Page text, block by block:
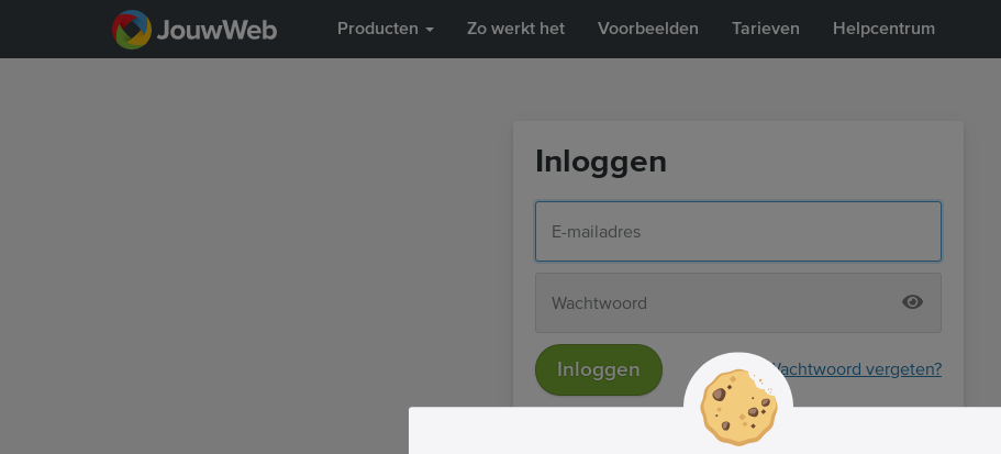
Producten Zo werkt het Voorbeelden Tarieven Helpcentrum
Inloggen
Inloggen Wachtwoord vergeten?
of